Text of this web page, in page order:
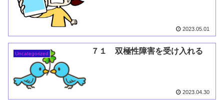
2023.05.01
Uncategorized ７１ 双極性障害を受け入れる
2023.04.30